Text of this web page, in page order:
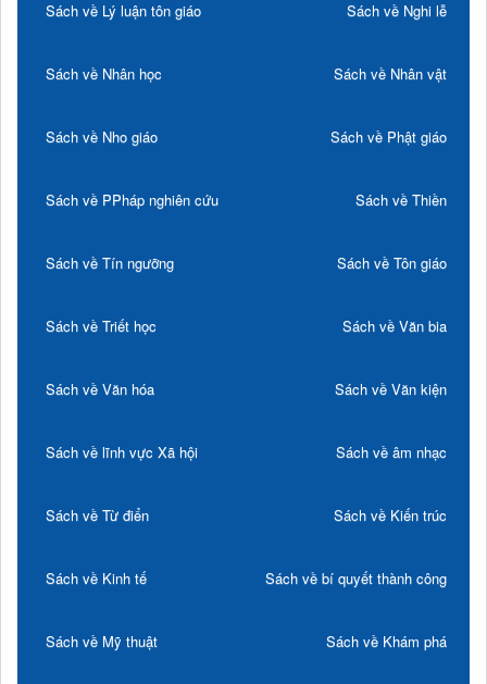
Sách về Lý luận tôn giáo Sách về Nghi lễ
Sách về Nhân học Sách về Nhân vật
Sách về Nho giáo Sách về Phật giáo
Sách về PPháp nghiên cứu Sách về Thiền
Sách về Tín ngưỡng Sách về Tôn giáo
Sách về Triết học Sách về Văn bia
Sách về Văn hóa Sách về Văn kiện
Sách về lĩnh vực Xã hội Sách về âm nhạc
Sách về Từ điển Sách về Kiến trúc
Sách về Kinh tế Sách về bí quyết thành công
Sách về Mỹ thuật Sách về Khám phá